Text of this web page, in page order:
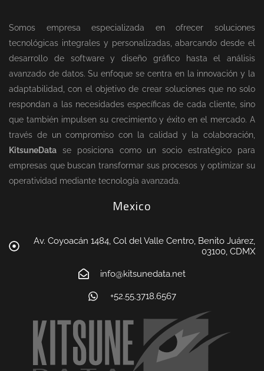
Somos empresa especializada en ofrecer soluciones
tecnológicas integrales y personalizadas, abarcando desde el
desarrollo de software y diseño gráfico hasta el análisis
avanzado de datos. Su enfoque se centra en la innovación y la
adaptabilidad, con el objetivo de crear soluciones que no solo
respondan a las necesidades específicas de cada cliente, sino
que también impulsen su crecimiento y éxito en el mercado. A
través de un compromiso con la calidad y la colaboración,
KitsuneData se posiciona como un socio estratégico para
empresas que buscan transformar sus procesos y optimizar su
operatividad mediante tecnología avanzada.
Mexico
Av. Coyoacán 1484, Col del Valle Centro, Benito Juárez,
03100, CDMX
info@kitsunedata.net
+52.55.3718.6567